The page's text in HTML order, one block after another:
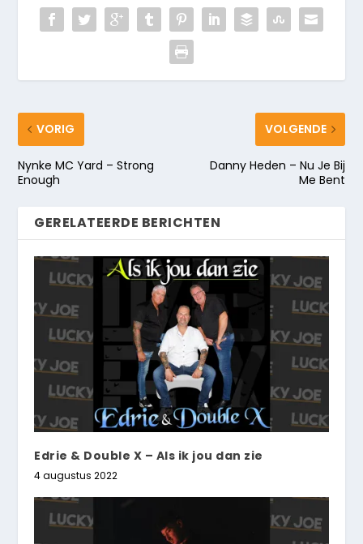
VORIG
Nynke MC Yard – Strong
Enough
VOLGENDE
Danny Heden – Nu Je Bij
Me Bent
GERELATEERDE BERICHTEN
Edrie & Double X – Als ik jou dan zie
4 augustus 2022